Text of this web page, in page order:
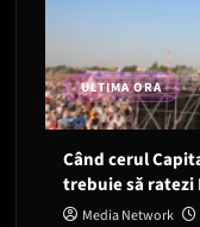
ULTIMA ORA
Când cerul
trebuie să ratezi
Media Network